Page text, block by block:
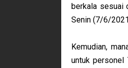
berkala sesuai
Senin (7/6/
Kemudian,
untuk personel